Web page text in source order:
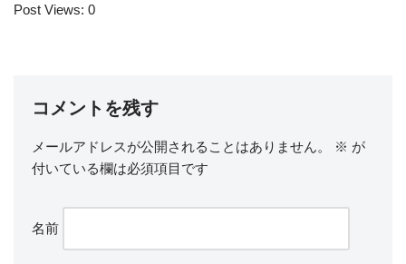
Post Views: 0
コメントを残す
メールアドレスが公開されることはありません。 ※ が
付いている欄は必須項目です
名前